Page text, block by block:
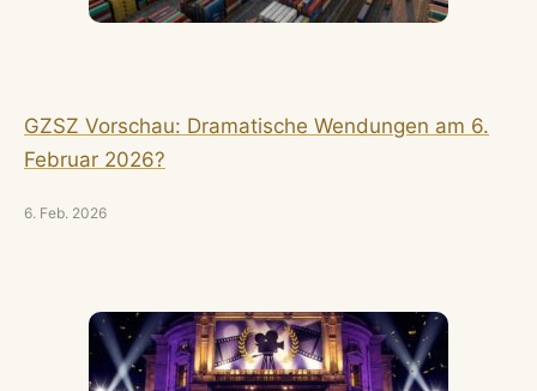
GZSZ Vorschau: Dramatische Wendungen am 6.
Februar 2026?
6. Feb. 2026